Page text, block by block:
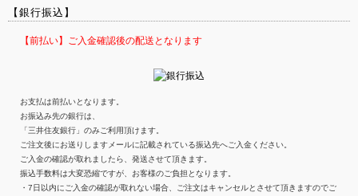
【銀行振込】
【前払い】ご入金確認後の配送となります
お支払は前払いとなります。
お振込み先の銀行は、
「三井住友銀行」のみご利用頂けます。
ご注文後にお送りしますメールに記載されている振込先へご入金ください。
ご入金の確認が取れましたら、発送させて頂きます。
振込手数料は大変恐縮ですが、お客様のご負担となります。
・7日以内にご入金の確認が取れない場合、ご注文はキャンセルとさせて頂きますのでご